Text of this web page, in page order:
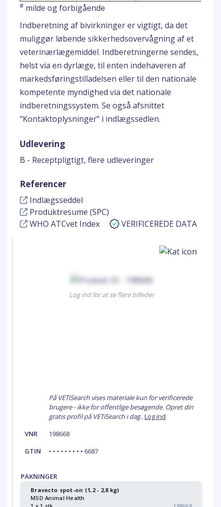
# milde og forbigående
Indberetning af bivirkninger er vigtigt, da det
muliggør løbende sikkerhedsovervågning af et
veterinærlægemiddel. Indberetningerne sendes,
helst via en dyrlæge, til enten indehaveren af
markedsføringstilladelsen eller til den nationale
kompetente myndighed via det nationale
indberetningssystem. Se også afsnittet
“Kontaktoplysninger” i indlægssedlen.
Udlevering
B - Receptpligtigt, flere udleveringer
Referencer
Indlægsseddel
Produktresume (SPC)
WHO ATCvet Index
VERIFICEREDE DATA
Log ind for at se flere billeder
På VETiSearch vises materiale kun for verificerede
brugere - ikke for offentlige besøgende. Opret din
gratis profil på VETiSearch i dag..Log ind
VNR
198668
GTIN
• • • • • • • • • 6687
PAKNINGER
Bravecto spot-on (1,2 - 2,8 kg)
MSD Animal Health